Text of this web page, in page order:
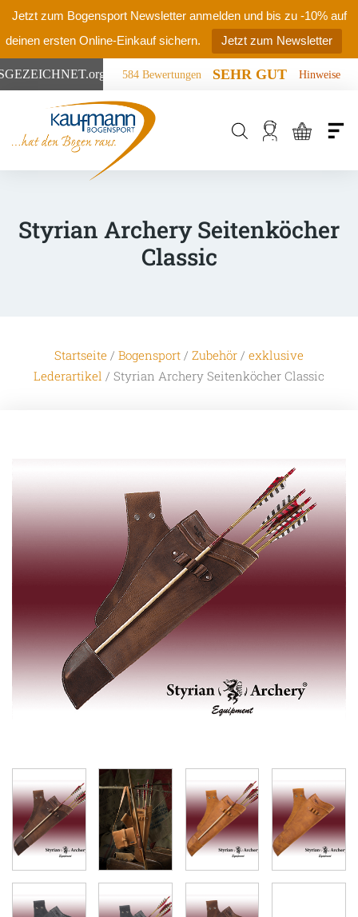
Jetzt zum Bogensport Newsletter anmelden und bis zu -10% auf
deinen ersten Online-Einkauf sichern.
Jetzt zum Newsletter
.org 584 Bewertungen SEHR GUT Hinweise
Products
search
Styrian Archery Seitenköcher
Classic
Startseite / Bogensport / Zubehör / exklusive
Lederartikel / Styrian Archery Seitenköcher Classic